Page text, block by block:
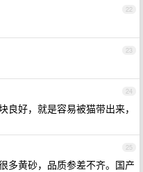
22
23
24
好，就是容易被猫带出来，
25
多黄砂，品质参差不齐。国产